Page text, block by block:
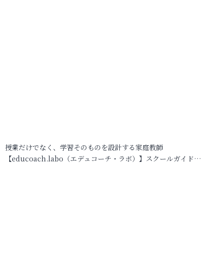
授業だけでなく、学習そのものを設計する家庭教師
【educoach.labo（エデュコーチ・ラボ）】スクールガイド…